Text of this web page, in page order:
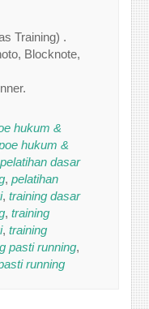
Training) .
Blocknote,
hukum &
hukum &
pelatihan dasar
,pelatihan
,training dasar
,training
,training
pasti running,
running